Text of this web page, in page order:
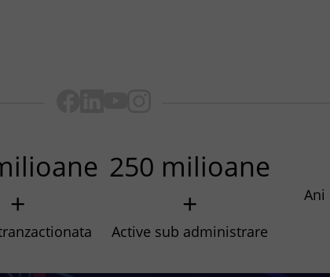
+
250 milioane
+
Active sub administrare
Ani